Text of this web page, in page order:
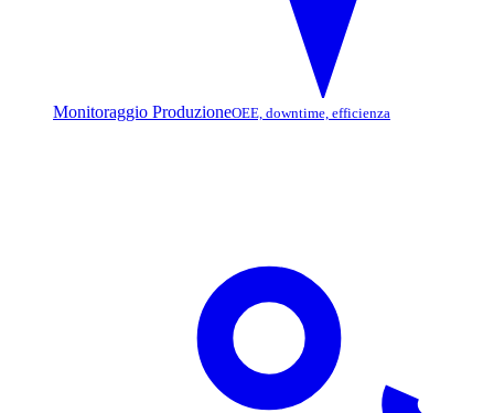
Monitoraggio ProduzioneOEE, downtime, efficienza